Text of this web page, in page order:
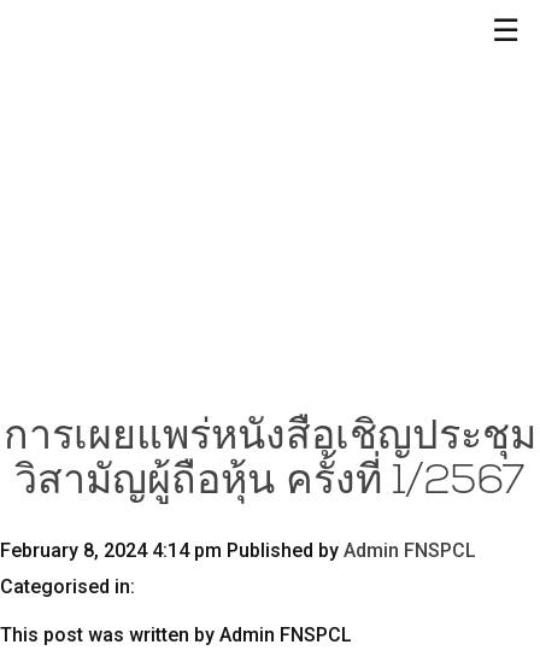
☰
การเผยแพร่หนังสือเชิญประชุม
วิสามัญผู้ถือหุ้น ครั้งที่ 1/2567
February 8, 2024 4:14 pm Published by Admin FNSPCL
Categorised in:
This post was written by Admin FNSPCL